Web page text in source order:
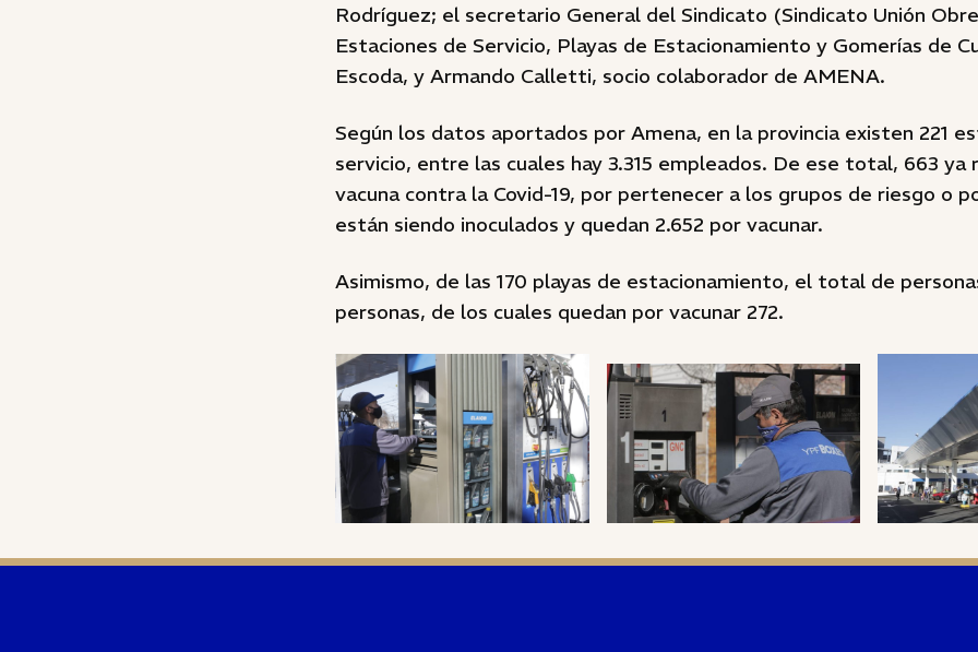
Rodríguez; el secretario General del Sindicato (Sindicato Unión
Estaciones de Servicio, Playas de Estacionamiento y Gomerías de
Escoda, y Armando Calletti, socio colaborador de AMENA.
Según los datos aportados por Amena, en la provincia existen 221
servicio, entre las cuales hay 3.315 empleados. De ese total, 663 ya
vacuna contra la Covid-19, por pertenecer a los grupos de riesgo o
están siendo inoculados y quedan 2.652 por vacunar.
Asimismo, de las 170 playas de estacionamiento, el total de
personas, de los cuales quedan por vacunar 272.